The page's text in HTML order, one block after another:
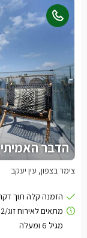
הדבר האמיתי
צימר בצפון, עין יעקב